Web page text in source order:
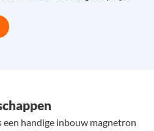
handige inbouw magnetron